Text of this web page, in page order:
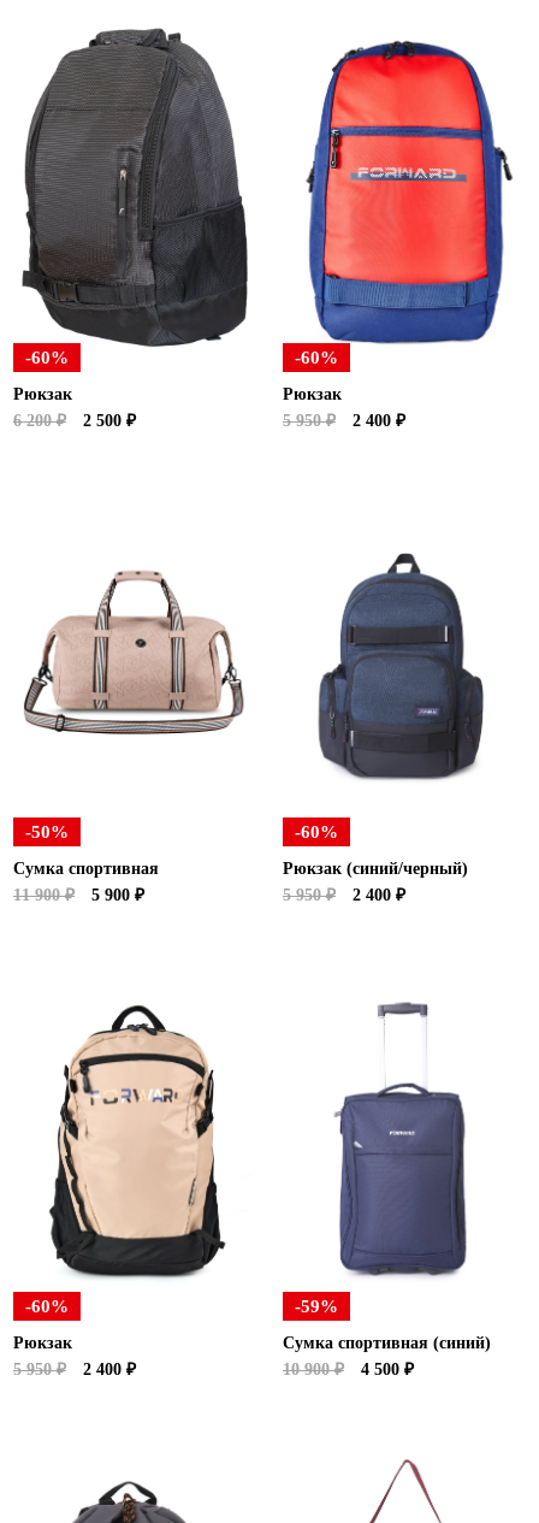
-60%
Рюкзак
6 200 ₽
2 500 ₽
-60%
Рюкзак
5 950 ₽
2 400 ₽
-50%
Сумка спортивная
11 900 ₽
5 900 ₽
-60%
Рюкзак (синий/черный)
5 950 ₽
2 400 ₽
-60%
Рюкзак
5 950 ₽
2 400 ₽
-59%
Сумка спортивная (синий)
10 900 ₽
4 500 ₽